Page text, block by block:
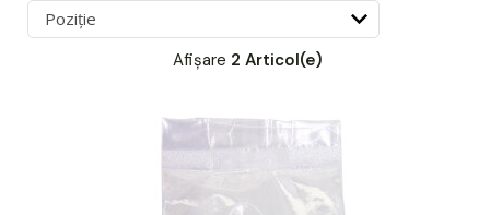
Afișare 2 Articol(e)